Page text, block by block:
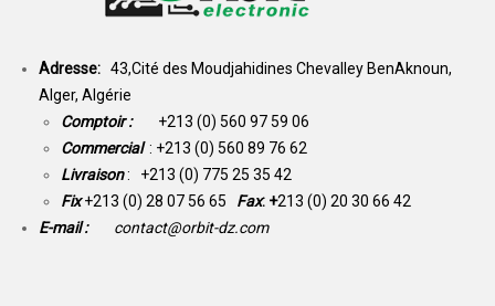
Adresse: 43,Cité des Moudjahidines Chevalley BenAknoun,
Alger, Algérie
Comptoir : +213 (0) 560 97 59 06
Commercial : +213 (0) 560 89 76 62
Livraison: +213 (0) 775 25 35 42
Fix +213 (0) 28 07 56 65 Fax: +213 (0) 20 30 66 42
E-mail :
contact@orbit-dz.com